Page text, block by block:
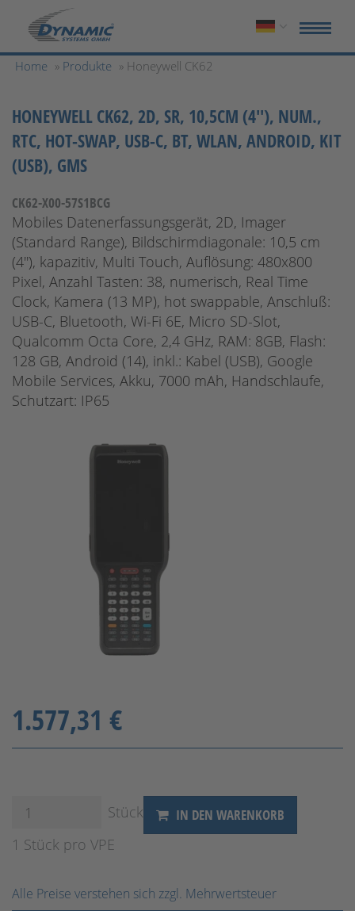
Home » Produkte » Honeywell CK62
HONEYWELL CK62, 2D, SR, 10,5CM (4''), NUM.,
RTC, HOT-SWAP, USB-C, BT, WLAN, ANDROID, KIT
(USB), GMS
CK62-X00-57S1BCG
Mobiles Datenerfassungsgerät, 2D, Imager
(Standard Range), Bildschirmdiagonale: 10,5 cm
(4''), kapazitiv, Multi Touch, Auflösung: 480x800
Pixel, Anzahl Tasten: 38, numerisch, Real Time
Clock, Kamera (13 MP), hot swappable, Anschluß:
USB-C, Bluetooth, Wi-Fi 6E, Micro SD-Slot,
Qualcomm Octa Core, 2,4 GHz, RAM: 8GB, Flash:
128 GB, Android (14), inkl.: Kabel (USB), Google
Mobile Services, Akku, 7000 mAh, Handschlaufe,
Schutzart: IP65
1.577,31 €
Stück IN DEN WARENKORB
1 Stück pro VPE
Alle Preise verstehen sich zzgl. Mehrwertsteuer